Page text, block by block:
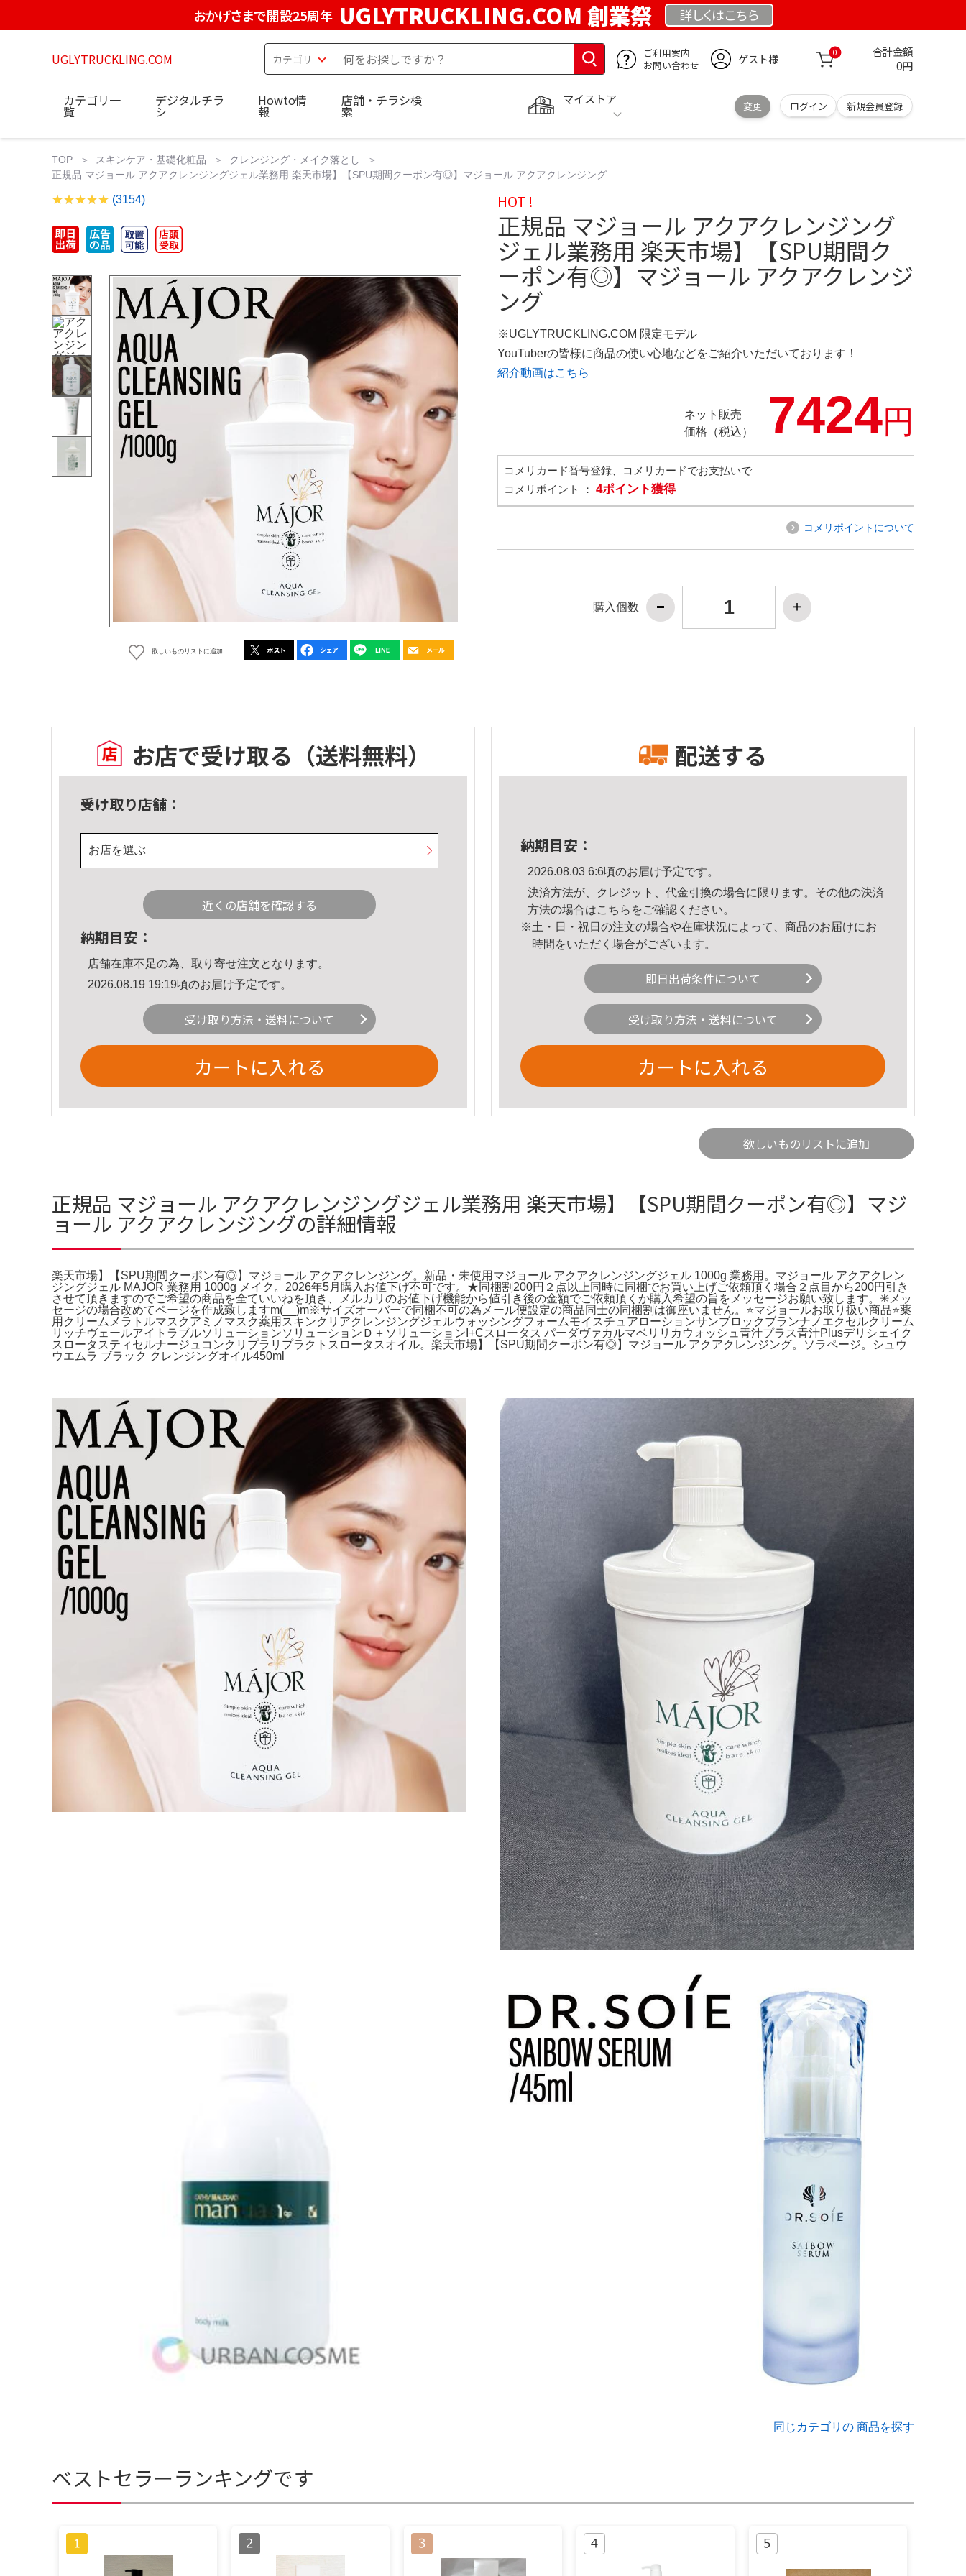
おかげさまで開設25周年 UGLYTRUCKLING.COM 創業祭 詳しくはこちら
UGLYTRUCKLING.COM
ご利用案内
お問い合わせ
ゲスト様 0 合計金額
0円
マイストア
変更 ログイン 新規会員登録
カテゴリ一
覧
デジタルチラ
シ
Howto情
報
店舗・チラシ検
索
TOP スキンケア・基礎化粧品
クレンジング・メイク落とし
正規品 マジョール アクアクレンジングジェル業務用 楽天市場】【SPU期間クーポン有◎】マジョール アクアクレンジング
(3154)
欲しいものリストに追加
HOT !
正規品 マジョール アクアクレンジング
ジェル業務用 楽天市場】【SPU期間ク
ーポン有◎】マジョール アクアクレンジ
ング
※UGLYTRUCKLING.COM 限定モデル
YouTuberの皆様に商品の使い心地などをご紹介いただいております！
紹介動画はこちら
ネット販売
価格（税込）
7424円
コメリカード番号登録、コメリカードでお支払いで
コメリポイント ： 4ポイント獲得
コメリポイントについて
購入個数
お店で受け取る （送料無料）
受け取り店舗：
お店を選ぶ
近くの店舗を確認する
納期目安：
店舗在庫不足の為、取り寄せ注文となります。
2026.08.19 19:19頃のお届け予定です。
受け取り方法・送料について
カートに入れる
配送する
納期目安：
2026.08.03 6:6頃のお届け予定です。
決済方法が、クレジット、代金引換の場合に限ります。その他の決済
方法の場合はこちら をご確認ください。
※土・日・祝日の注文の場合や在庫状況によって、商品のお届けにお
時間をいただく場合がございます。
即日出荷条件について
受け取り方法・送料について
カートに入れる
欲しいものリストに追加
正規品 マジョール アクアクレンジングジェル業務用 楽天市場】【SPU期間クーポン有◎】マジ
ョール アクアクレンジングの詳細情報
楽天市場】【SPU期間クーポン有◎】マジョール アクアクレンジング。新品・未使用マジョール アクアクレンジングジェル 1000g 業務用。マジョール アクアクレン
ジングジェル MAJOR 業務用 1000g メイク。2026年5月購入お値下げ不可です。★同梱割200円２点以上同時に同梱でお買い上げご依頼頂く場合２点目から200円引き
させて頂きますのでご希望の商品を全ていいねを頂き、メルカリのお値下げ機能から値引き後の金額でご依頼頂くか購入希望の旨をメッセージお願い致します。✳メッ
セージの場合改めてページを作成致しますm(__)m※サイズオーバーで同梱不可の為メール便設定の商品同士の同梱割は御座いません。⭐マジョールお取り扱い商品⭐薬
用クリームメラトルマスクアミノマスク薬用スキンクリアクレンジングジェルウォッシングフォームモイスチュアローションサンブロックブランナノエクセルクリーム
リッチヴェールアイトラブルソリューションソリューションＤ＋ソリューションI+Cスロータス パーダヴァカルマベリリカウォッシュ青汁プラス青汁Plusデリシェイク
スロータスティセルナージュコンクリプラリプラクトスロータスオイル。楽天市場】【SPU期間クーポン有◎】マジョール アクアクレンジング。ソラページ。シュウ
ウエムラ ブラック クレンジングオイル450ml
同じカテゴリの 商品を探す
ベストセラーランキングです